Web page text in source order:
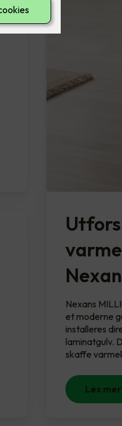
Nexans
et moderne
installeres
laminatgulv.
skaffe
Les